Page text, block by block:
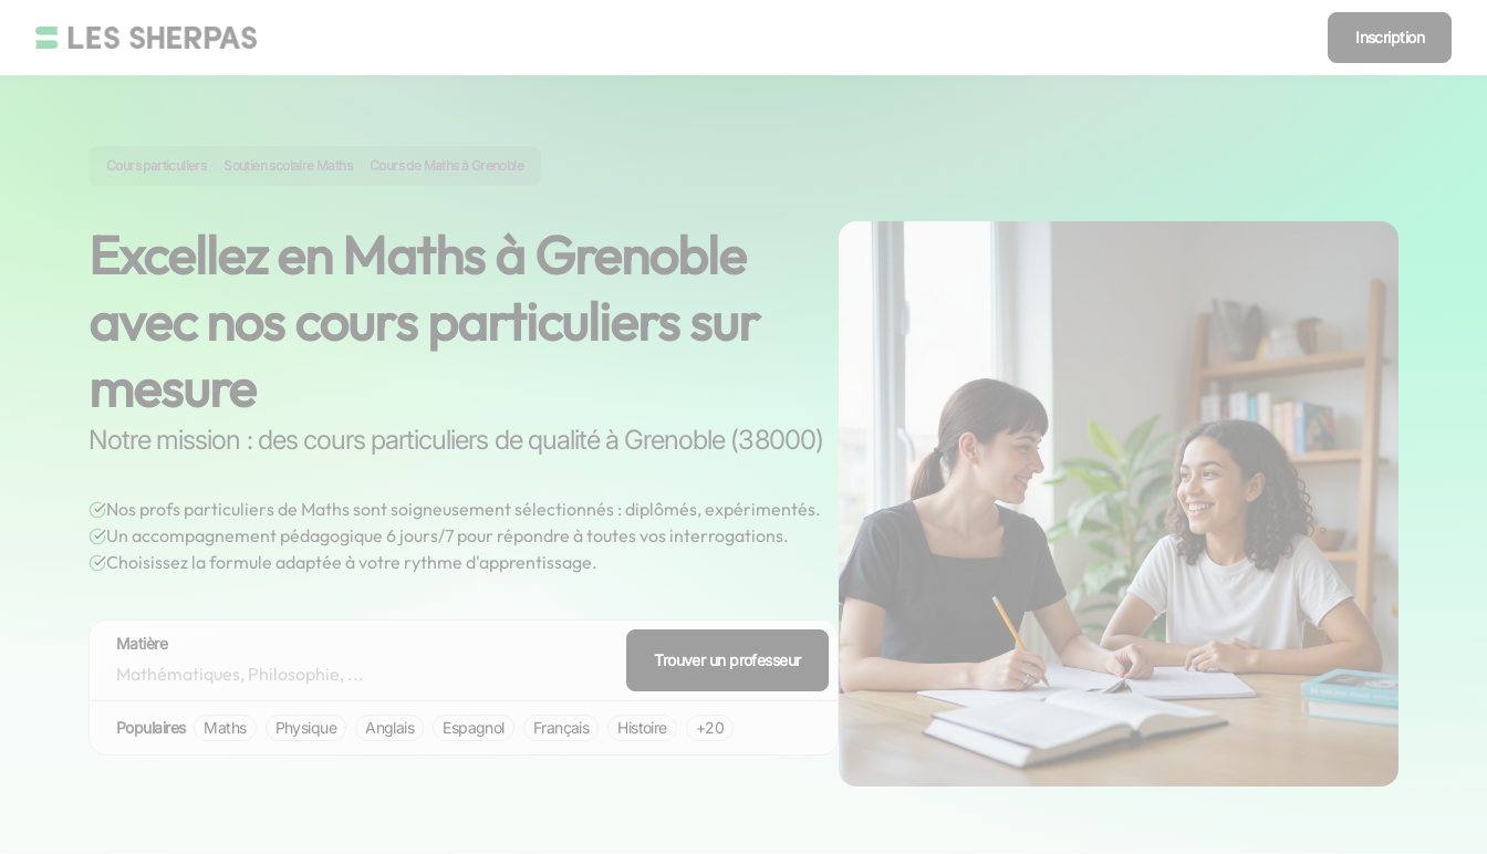
Inscription
Cours particuliers Soutien scolaire Maths Cours de Maths à Grenoble
Excellez en Maths à Grenoble
avec nos cours particuliers sur
mesure
Notre mission : des cours particuliers de qualité à Grenoble (38000)
Nos profs particuliers de Maths sont soigneusement sélectionnés : diplômés, expérimentés.
Un accompagnement pédagogique 6 jours/7 pour répondre à toutes vos interrogations.
Choisissez la formule adaptée à votre rythme d'apprentissage.
Matière
Trouver un professeur
Populaires Maths Physique Anglais Espagnol Français Histoire +20